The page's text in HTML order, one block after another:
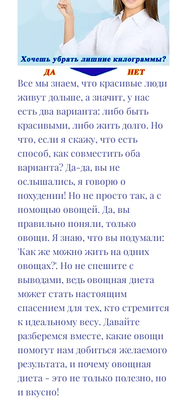
Все мы знаем, что красивые люди
живут дольше, а значит, у нас
есть два варианта: либо быть
красивыми, либо жить долго. Но
что, если я скажу, что есть
способ, как совместить оба
варианта? Да-да, вы не
ослышались, я говорю о
похудении! Но не просто так, а с
помощью овощей. Да, вы
правильно поняли, только
овощи. Я знаю, что вы подумали:
'Как же можно жить на одних
овощах?'. Но не спешите с
выводами, ведь овощная диета
может стать настоящим
спасением для тех, кто стремится
к идеальному весу. Давайте
разберемся вместе, какие овощи
помогут нам добиться желаемого
результата, и почему овощная
диета - это не только полезно, но
и вкусно!